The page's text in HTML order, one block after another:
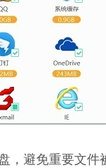
，避免重要文件